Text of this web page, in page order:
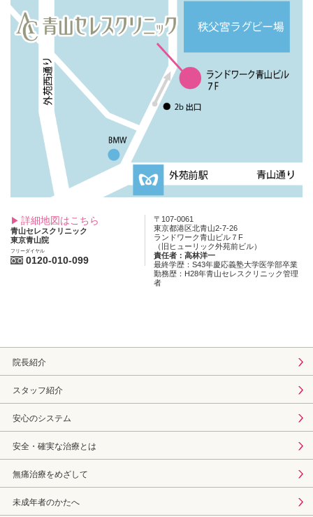
詳細地図はこちら
青山セレスクリニック
東京青山院
フリーダイヤル
0120-010-099
〒107-0061
東京都港区北青山2-7-26
ランドワーク青山ビル７F
（旧ヒューリック外苑前ビル）
責任者：高林洋一
最終学歴：S43年慶応義塾大学医学部卒業
勤務歴：H28年青山セレスクリニック管理
者
院長紹介
スタッフ紹介
安心のシステム
安全・確実な治療とは
無痛治療をめざして
未成年者のかたへ